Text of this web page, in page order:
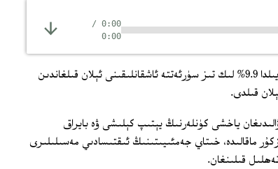
0:00
/
0:00
خىتاي مەتبۇئاتلىرى خىتاي ئىقتىسادىنىڭ 2005-يىلدا 9.9% لىك تىز سۈرئەتتە ئاشقانلىقىنى ئېلان قىلغاندىن
ياخشى كۈنلەرنىڭ يېتىپ كېلىشى ۋە بايراق
ماقالىدە، خىتاي جەمئىيىتىنىڭ ئىقتىسادىي مەسىلىلىرى
قىلىنغان.